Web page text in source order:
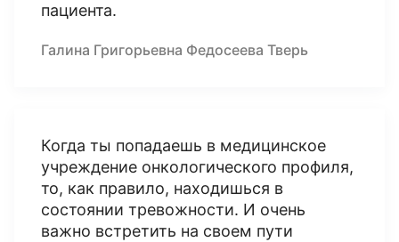
пациента.
Галина Григорьевна Федосеева Тверь
Когда ты попадаешь в медицинское
учреждение онкологического профиля,
то, как правило, находишься в
состоянии тревожности. И очень
важно встретить на своем пути